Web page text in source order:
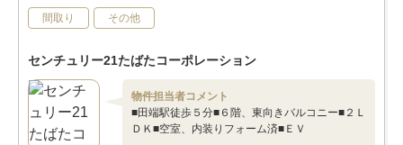
間取り その他
センチュリー21たばたコーポレーション
物件担当者コメント
■田端駅徒歩５分■６階、東向きバルコニー■２Ｌ
ＤＫ■空室、内装りフォーム済■ＥＶ